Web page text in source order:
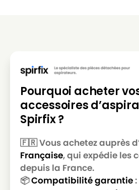
Pourquoi acheter
accessoires
Spirfix ?
🇫🇷 Vous achetez auprès
Française, qui expédie les
depuis la France.
📦Compatibilité garantie